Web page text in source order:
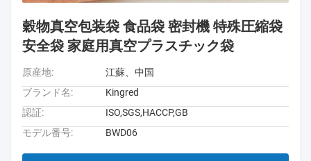
穀物真空包装袋 食品袋 密封機 特殊圧縮袋
安全袋 家庭用真空プラスチック袋
原産地:
江蘇、中国
ブランド名:
Kingred
認証:
ISO,SGS,HACCP,GB
モデル番号:
BWD06